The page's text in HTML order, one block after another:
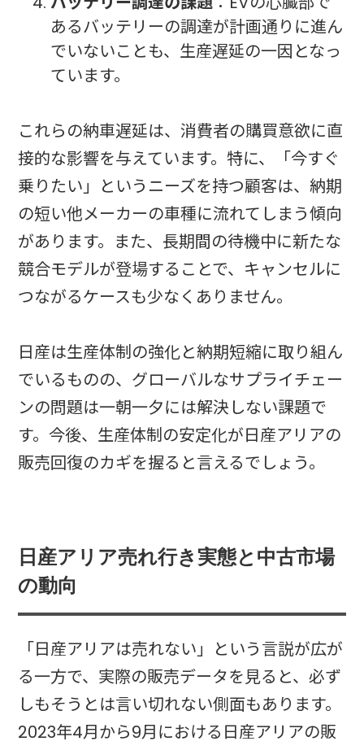
あるバッテリーの調達が計画通りに進ん
でいないことも、生産遅延の一因となっ
ています。
これらの納車遅延は、消費者の購買意欲に直
接的な影響を与えています。特に、「今すぐ
乗りたい」というニーズを持つ顧客は、納期
の短い他メーカーの車種に流れてしまう傾向
があります。また、長期間の待機中に新たな
競合モデルが登場することで、キャンセルに
つながるケースも少なくありません。
日産は生産体制の強化と納期短縮に取り組ん
でいるものの、グローバルなサプライチェー
ンの問題は一朝一夕には解決しない課題で
す。今後、生産体制の安定化が日産アリアの
販売回復のカギを握ると言えるでしょう。
日産アリア売れ行き実態と中古市場
の動向
「日産アリアは売れない」という言説が広が
る一方で、実際の販売データを見ると、必ず
しもそうとは言い切れない側面もあります。
2023年4月から9月における日産アリアの販